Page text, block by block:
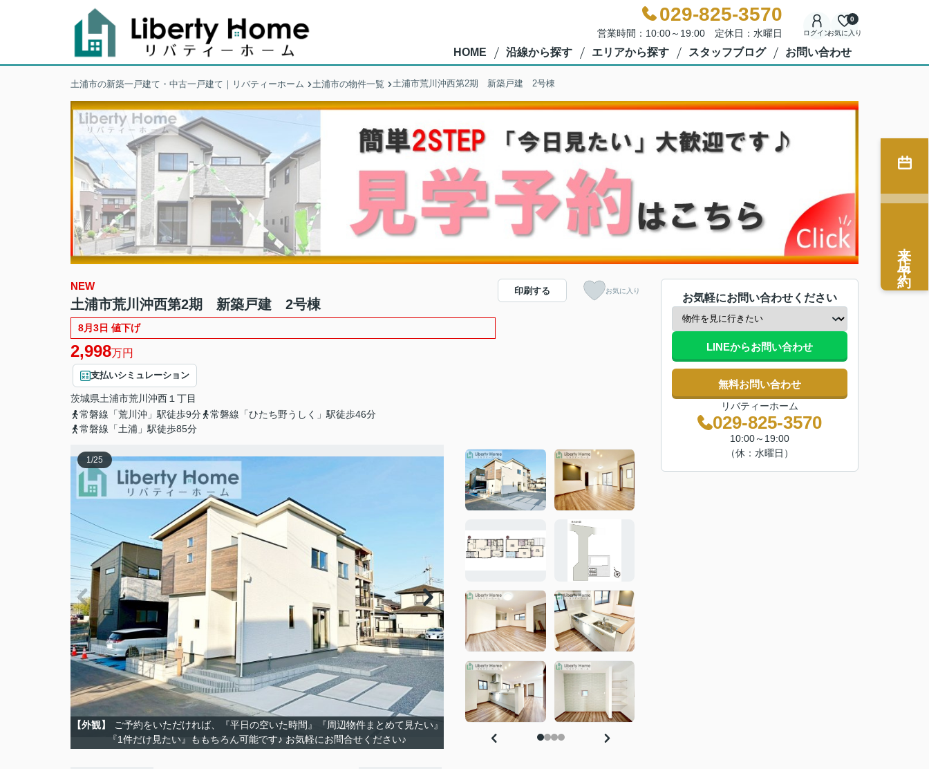
029-825-3570
営業時間：10:00～19:00 定休日：水曜日 ログインお気に入り
0
HOME 沿線から探す エリアから探す スタッフブログ お問い合わせ
土浦市の新築一戸建て・中古一戸建て｜リバティーホーム 土浦市の物件一覧 土浦市荒川沖西第2期 新築戸建 2号棟
NEW
土浦市荒川沖西第2期 新築戸建 2号棟
8月3日 値下げ
2,998万円
支払いシミュレーション
茨城県土浦市荒川沖西 １丁目
常磐線「荒川沖」駅徒歩9分
常磐線「ひたち野うしく」駅徒歩46分
常磐線「土浦」駅徒歩85分
印刷する お気に入り
1/25
【外観】
ご予約をいただければ、『平日の空いた時間』『周辺物件まとめて見たい』
『1件だけ見たい』ももちろん可能です♪ お気軽にお問合せください♪
お気軽にお問い合わせください
LINEからお問い合わせ
無料お問い合わせ
リバティーホーム
029-825-3570
10:00～19:00
（休：水曜日）
来店予約